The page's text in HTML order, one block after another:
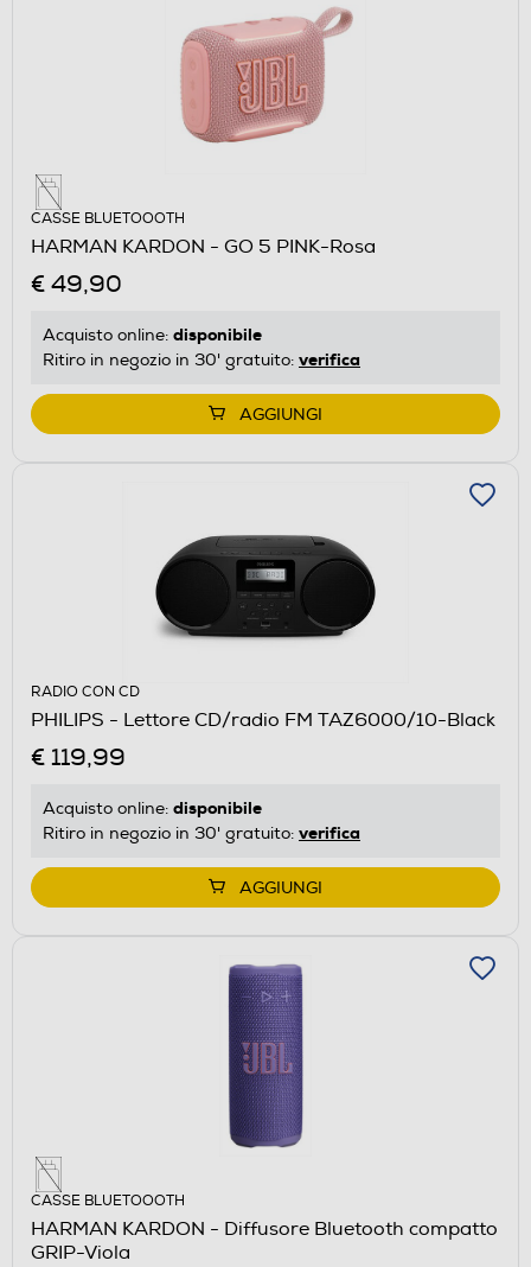
CASSE BLUETOOOTH
HARMAN KARDON - GO 5 PINK-Rosa
€ 49,90
Acquisto online: disponibile
Ritiro in negozio in 30' gratuito: verifica
AGGIUNGI
RADIO CON CD
PHILIPS - Lettore CD/radio FM TAZ6000/10-Black
€ 119,99
Acquisto online: disponibile
Ritiro in negozio in 30' gratuito: verifica
AGGIUNGI
CASSE BLUETOOOTH
HARMAN KARDON - Diffusore Bluetooth compatto
GRIP-Viola